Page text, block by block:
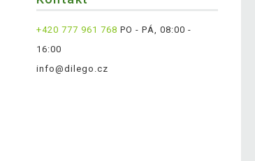
+420 777 961 768 PO - PÁ, 08:00 -
16:00
info@dilego.cz